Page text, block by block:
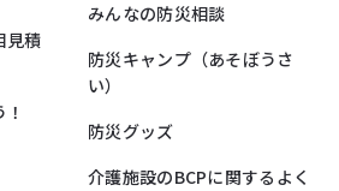
見積
みんなの防災相談
防災キャンプ（あそぼうさ
い）
防災グッズ
介護施設のBCPに関するよく